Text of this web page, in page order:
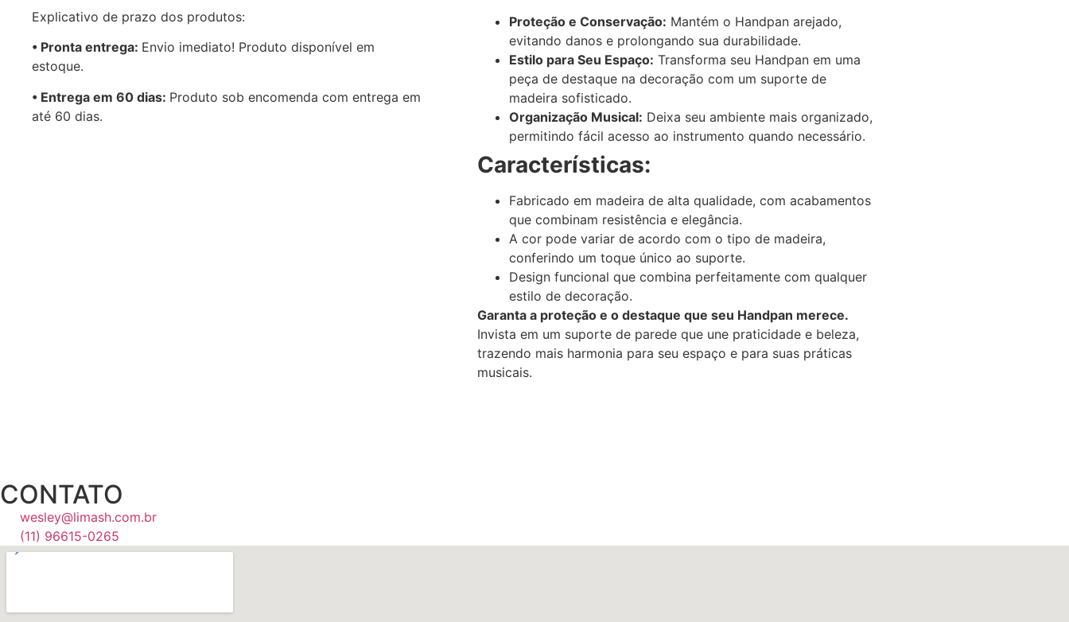
Explicativo de prazo dos produtos:
•⁠ ⁠Pronta entrega: Envio imediato! Produto disponível em
estoque.
•⁠ Entrega em 60 dias: Produto sob encomenda com entrega em
até 60 dias.
Proteção e Conservação: Mantém o Handpan arejado,
evitando danos e prolongando sua durabilidade.
Estilo para Seu Espaço: Transforma seu Handpan em uma
peça de destaque na decoração com um suporte de
madeira sofisticado.
Organização Musical: Deixa seu ambiente mais organizado,
permitindo fácil acesso ao instrumento quando necessário.
Características:
Fabricado em madeira de alta qualidade, com acabamentos
que combinam resistência e elegância.
A cor pode variar de acordo com o tipo de madeira,
conferindo um toque único ao suporte.
Design funcional que combina perfeitamente com qualquer
estilo de decoração.
Garanta a proteção e o destaque que seu Handpan merece.
Invista em um suporte de parede que une praticidade e beleza,
trazendo mais harmonia para seu espaço e para suas práticas
musicais.
CONTATO
wesley@limash.com.br
(11) 96615-0265